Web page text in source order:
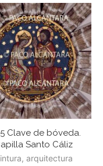
Clave de bóveda.
Santo Cáliz
arquitectura